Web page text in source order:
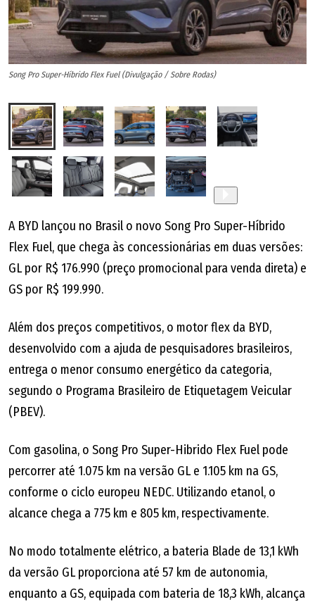
Song Pro Super-Híbrido Flex Fuel (Divulgação / Sobre Rodas)
A BYD lançou no Brasil o novo Song Pro Super-Híbrido
Flex Fuel, que chega às concessionárias em duas versões:
GL por R$ 176.990 (preço promocional para venda direta) e
GS por R$ 199.990.
Além dos preços competitivos, o motor flex da BYD,
desenvolvido com a ajuda de pesquisadores brasileiros,
entrega o menor consumo energético da categoria,
segundo o Programa Brasileiro de Etiquetagem Veicular
(PBEV).
Com gasolina, o Song Pro Super-Hibrido Flex Fuel pode
percorrer até 1.075 km na versão GL e 1.105 km na GS,
conforme o ciclo europeu NEDC. Utilizando etanol, o
alcance chega a 775 km e 805 km, respectivamente.
No modo totalmente elétrico, a bateria Blade de 13,1 kWh
da versão GL proporciona até 57 km de autonomia,
enquanto a GS, equipada com bateria de 18,3 kWh, alcança